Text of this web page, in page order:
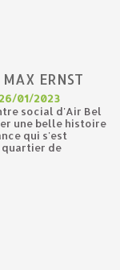
ERNST
26/01/2023
social d'Air Bel
une belle histoire
qui s'est
quartier de